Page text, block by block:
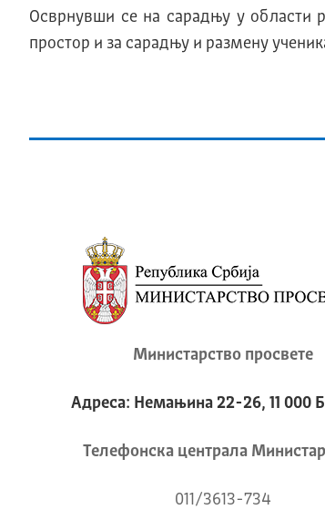
Осврнувши се на сарадњу у области
простор и за сарадњу и размену
Министарство просвете
Адреса: Немањина 22-26, 11 000
Телeфонска централа
011/3613-734